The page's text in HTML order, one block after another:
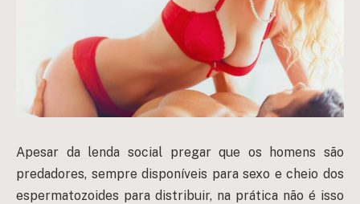
Apesar da lenda social pregar que os homens são
predadores, sempre disponíveis para sexo e cheio dos
espermatozoides para distribuir, na prática não é isso